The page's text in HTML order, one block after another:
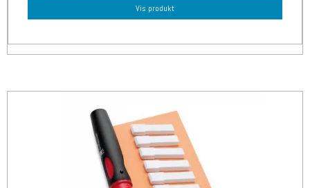
Vis produkt